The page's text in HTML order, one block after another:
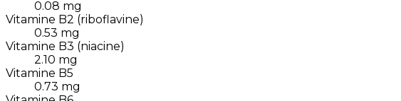
0.08 mg
Vitamine B2 (riboflavine)
0.53 mg
Vitamine B3 (niacine)
2.10 mg
Vitamine B5
0.73 mg